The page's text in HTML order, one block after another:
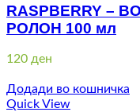
RASPBERRY –
РОЛОН 100 мл
120 ден
Додади во кошничка
Quick View